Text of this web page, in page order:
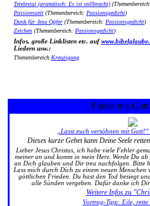
Tetelestai (aramäisch: Es ist vollbracht)
Passionszeit (Themenbereich: Passionsgedicht)
Dank für Jesu Opfer (Themenbereich: Passionsgedicht)
Zeichen (Themenbereich: Passionsgedicht)
Infos, große Linklisten etc. auf
Liedern usw.:
Themenbereich Kreuzigung
Friede mit
„Lasst euch versöhnen mit
Dieses kurze Gebet kann Deine Seele
Lieber Jesus Christus, ich habe viele Fehler
meiner an und komm in mein Herz. Werde Du
an Dich glauben und Dir treu nachfolgen. Bitte
Lass mich durch Dich zu einem neuen
göttlichen Frieden. Du hast den Tod besiegt
alle Sünden vergeben. Dafür danke ich
Weitere Infos zu
Vortrag-Tipp: Eile, rette